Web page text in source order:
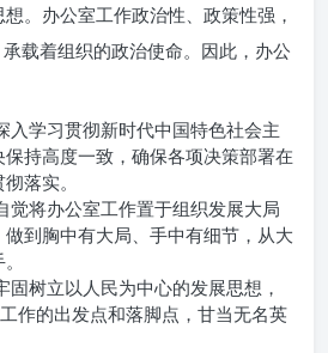
。办公室工作政治性、政策性强，
载着组织的政治使命。因此，办公
入学习贯彻新时代中国特色社会主
保持高度一致，确保各项决策部署在
落实。
觉将办公室工作置于组织发展大局
到胸中有大局、手中有细节，从大
固树立以人民为中心的发展思想，
作的出发点和落脚点，甘当无名英